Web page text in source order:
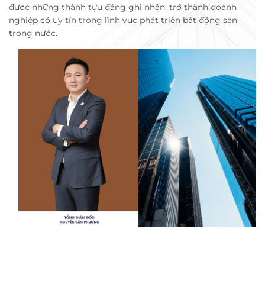
được những thành tựu đáng ghi nhận, trở thành doanh
nghiệp có uy tín trong lĩnh vực phát triển bất động sản
trong nước.